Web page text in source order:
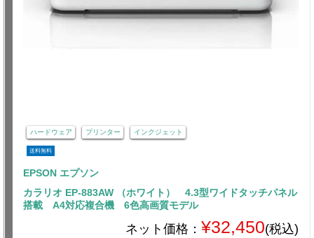
ハードウェア プリンター インクジェット
送料無料
EPSON エプソン
カラリオ EP-883AW （ホワイト） 4.3型ワイドタッチパネル
搭載 A4対応複合機 6色高画質モデル
ネット価格： ¥32,450(税込)